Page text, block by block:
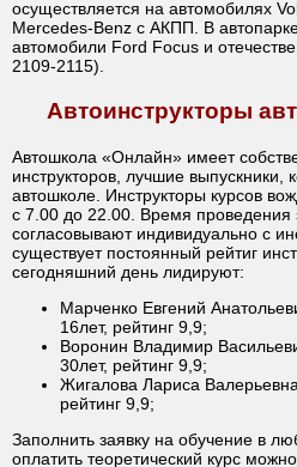
осуществляется на автомобилях
Mercedes-Benz с АКПП. В
автомобили Ford Focus и
2109-2115).
Автоинструкторы
Автошкола «Онлайн» имеет
инструкторов, лучшие выпускники,
автошколе. Инструкторы курсов
с 7.00 до 22.00. Время проведения
согласовывают индивидуально с
существует постоянный рейтиг
сегодняшний день лидируют:
Марченко Евгений
16лет, рейтинг 9,9;
Воронин Владимир
30лет, рейтинг 9,9;
Жигалова Лариса
рейтинг 9,9;
Заполнить заявку на обучение в
оплатить теоретический курс